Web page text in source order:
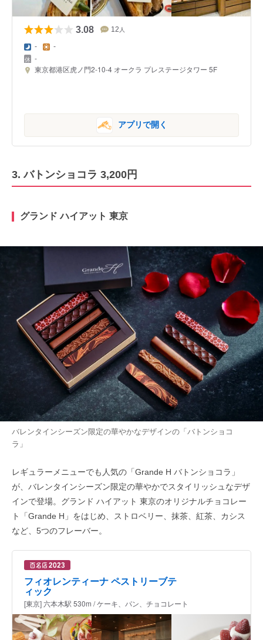
3.08 12 人
- -
-
東京都港区虎ノ門2-10-4 オークラ プレステージタワー 5F
アプリで開く
3. バトンショコラ 3,200円
グランド ハイアット 東京
バレンタインシーズン限定の華やかなデザインの「バトンショコ
ラ」
レギュラーメニューでも人気の「Grande H バトンショコラ」
が、バレンタインシーズン限定の華やかでスタイリッシュなデザ
インで登場。グランド ハイアット 東京のオリジナルチョコレー
ト「Grande H」をはじめ、ストロベリー、抹茶、紅茶、カシス
など、5つのフレーバー。
フィオレンティーナ ペストリーブテ
ィック
[東京] 六本木駅 530m / ケーキ、パン、チョコレート